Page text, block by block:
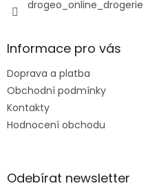
drogeo_online_drogerie
Informace pro vás
Doprava a platba
Obchodní podmínky
Kontakty
Hodnocení obchodu
Odebírat newsletter